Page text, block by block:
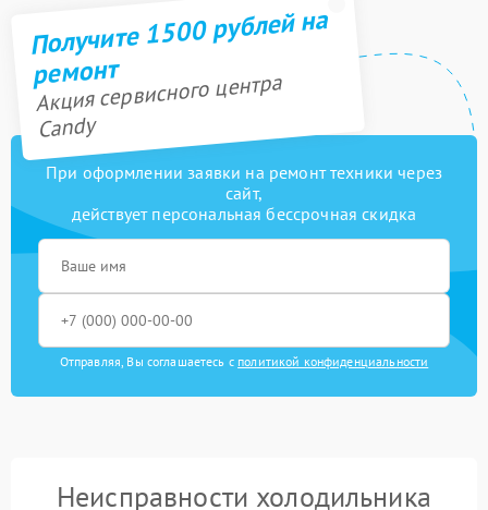
Получите 1500 рублей на
ремонт
Акция сервисного центра
Candy
При оформлении заявки на ремонт техники через
сайт,
действует персональная бессрочная скидка
Отправляя, Вы соглашаетесь с политикой конфиденциальности
Неисправности холодильника